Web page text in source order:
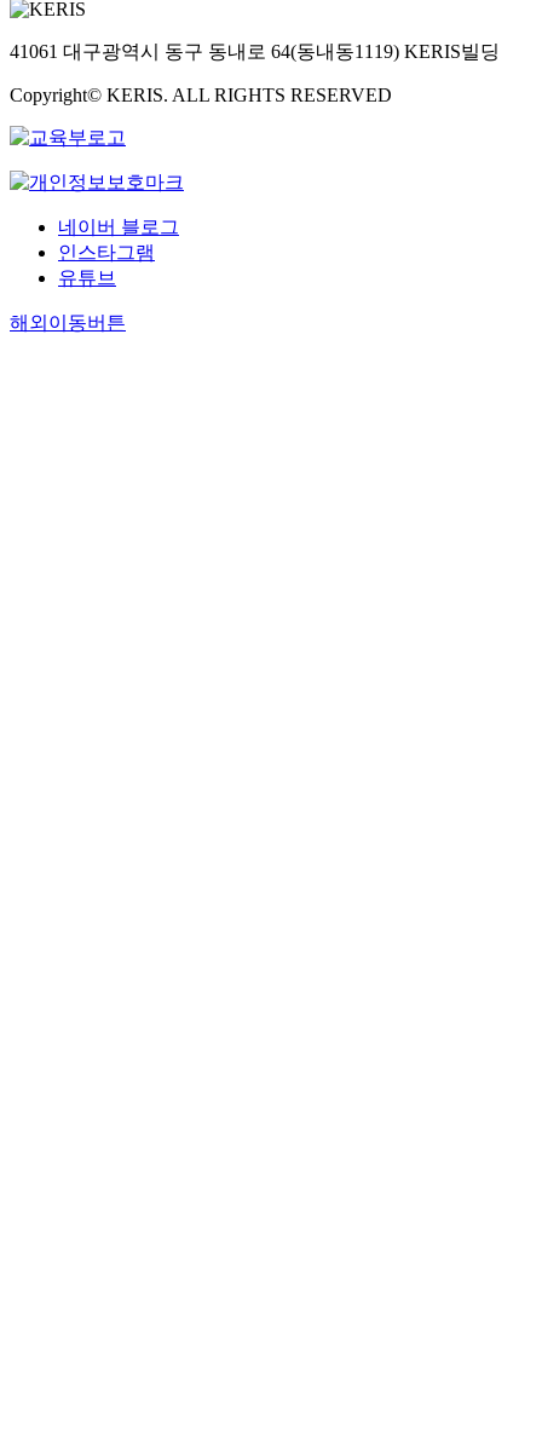
41061 대구광역시 동구 동내로 64(동내동1119) KERIS빌딩
Copyright© KERIS. ALL RIGHTS RESERVED
네이버 블로그
인스타그램
유튜브
해외이동버튼